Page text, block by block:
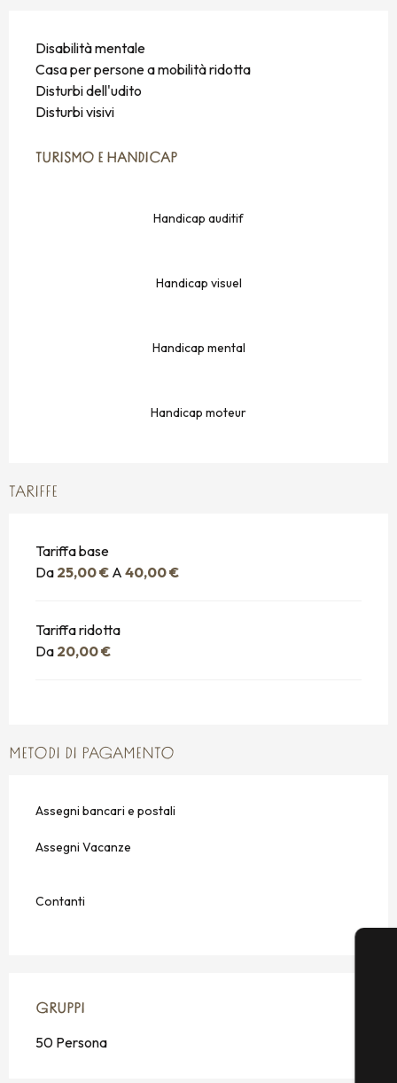
Disabilità mentale
Casa per persone a mobilità ridotta
Disturbi dell'udito
Disturbi visivi
TURISMO E HANDICAP
TURISMO E HANDICAP
Handicap auditif
Handicap visuel
Handicap mental
Handicap moteur
TARIFFE
Tariffa base
Da 25,00 € A 40,00 €
Tariffa ridotta
Da 20,00 €
METODI DI PAGAMENTO
Assegni bancari e postali
Assegni Vacanze
Contanti
GRUPPI
GRUPPI
50 Persona